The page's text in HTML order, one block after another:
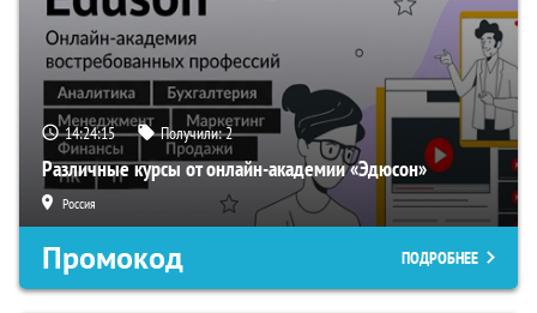
14:24:15 Получили:2
Различные курсы от онлайн-академии «Эдюсон»
Россия
Промокод ПОДРОБНЕЕ